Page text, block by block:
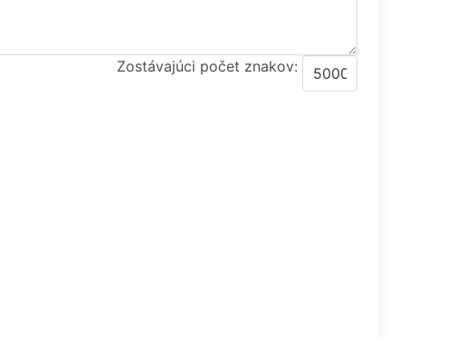
Zostávajúci počet znakov: